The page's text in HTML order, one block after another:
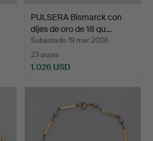
PULSERA Bismarck con
dijes de oro de 18 qu…
Subastado 19 mar 2026
23 pujas
1.026 USD